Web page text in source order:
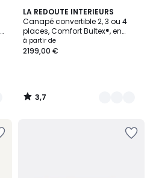
LA REDOUTE INTERIEURS
Canapé convertible 2, 3 ou 4
places, Comfort Bultex®, en
polyester, TIMOR
à partir de
2199,00 €
3,7
/ 5
3
Couleurs
3,7
/